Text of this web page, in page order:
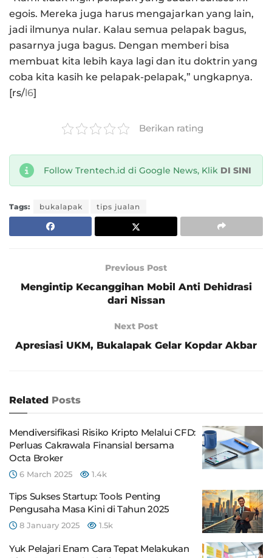
egois. Mereka juga harus mengajarkan yang lain,
jadi ilmunya nular. Kalau semua pelapak bagus,
pasarnya juga bagus. Dengan memberi bisa
membuat kita lebih kaya lagi dan itu doktrin yang
coba kita kasih ke pelapak-pelapak,” ungkapnya.
[rs/l6]
Berikan rating
Follow Trentech.id di Google News, Klik DI SINI
Tags: bukalapak tips jualan
Previous Post
Mengintip Kecanggihan Mobil Anti Dehidrasi
dari Nissan
Next Post
Apresiasi UKM, Bukalapak Gelar Kopdar Akbar
Related Posts
Mendiversifikasi Risiko Kripto Melalui CFD:
Perluas Cakrawala Finansial bersama
Octa Broker
6 March 2025 1.4k
Tips Sukses Startup: Tools Penting
Pengusaha Masa Kini di Tahun 2025
8 January 2025 1.5k
Yuk Pelajari Enam Cara Tepat Melakukan